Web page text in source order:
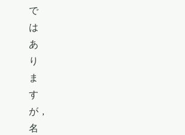
で
は
あ
り
ま
す
が，
名